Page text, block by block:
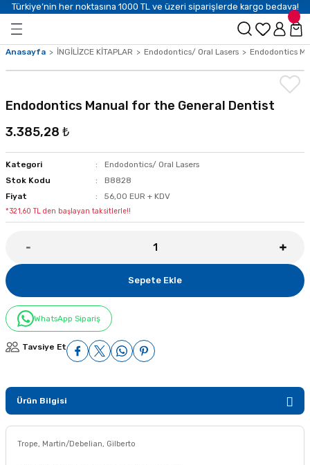
Türkiye’nin her noktasına 1000 TL ve üzeri siparişlerde kargo bedava!
Anasayfa İNGİLİZCE KİTAPLAR Endodontics/ Oral Lasers Endodontics
Endodontics Manual for the General Dentist
3.385,28 ₺
Kategori
Endodontics/ Oral Lasers
Stok Kodu
B8828
Fiyat
56,00 EUR + KDV
*321,60 TL den başlayan taksitlerle!!
Sepete Ekle
WhatsApp Sipariş
Tavsiye Et
Ürün Bilgisi
Trope, Martin/Debelian, Gilberto